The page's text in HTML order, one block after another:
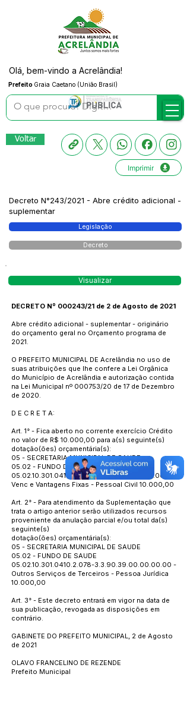
Prefeito Graia Caetano (União Brasil)
Olá, bem-vindo a Acrelândia!
Voltar
Imprimir
Decreto N°243/2021 - Abre crédito adicional -
suplementar
Legislação
Decreto
Visualizar
DECRETO Nº 000243/21 de 2 de Agosto de 2021
Abre crédito adicional - suplementar - originário
do orçamento geral no Orçamento programa de
2021.
O PREFEITO MUNICIPAL DE Acrelândia no uso de
suas atribuições que lhe confere a Lei Orgânica
do Município de Acrelândia e autorização contida
na Lei Municipal nº 000753/20 de 17 de Dezembro
de 2020.
D E C R E T A:
Art. 1° - Fica aberto no corrente exercício Crédito
no valor de R$ 10.000,00 para a(s) seguinte(s)
dotação(ões) orçamentária(s):
05 - SECRETARIA MUNICIPAL DE SAUDE
05.02 - FUNDO DE SAUDE
05.02.10.301.0410.2.079-3.1.90.11.00.00.00.00 -
Venc e Vantagens Fixas - Pessoal Civil 10.000,00
Art. 2° - Para atendimento da Suplementação que
trata o artigo anterior serão utilizados recursos
proveniente da anulação parcial e/ou total da(s)
seguinte(s)
dotação(ões) orçamentária(s):
05 - SECRETARIA MUNICIPAL DE SAUDE
05.02 - FUNDO DE SAUDE
05.02.10.301.0410.2.078-3.3.90.39.00.00.00.00 -
Outros Serviços de Terceiros - Pessoa Jurídica
10.000,00
Art. 3° - Este decreto entrará em vigor na data de
sua publicação, revogada as disposições em
contrário.
GABINETE DO PREFEITO MUNICIPAL, 2 de Agosto
de 2021
OLAVO FRANCELINO DE REZENDE
Prefeito Municipal